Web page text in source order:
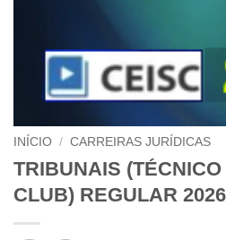
INÍCIO / CARREIRAS JURÍDICAS
TRIBUNAIS
CLUB) REGULAR